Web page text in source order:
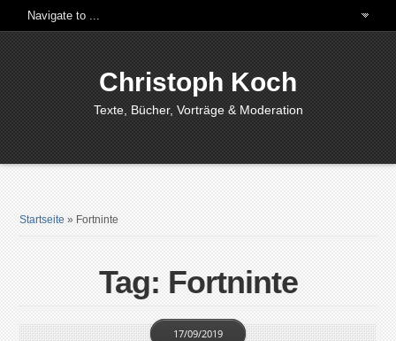
Christoph Koch
Texte, Bücher, Vorträge & Moderation
Startseite » Fortninte
Tag: Fortninte
17/09/2019